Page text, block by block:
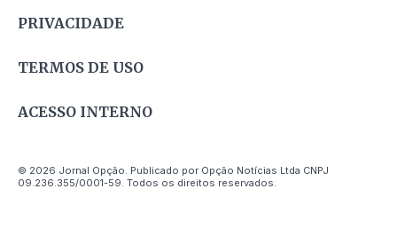
PRIVACIDADE
TERMOS DE USO
ACESSO INTERNO
© 2026 Jornal Opção. Publicado por Opção Notícias Ltda CNPJ
09.236.355/0001-59. Todos os direitos reservados.